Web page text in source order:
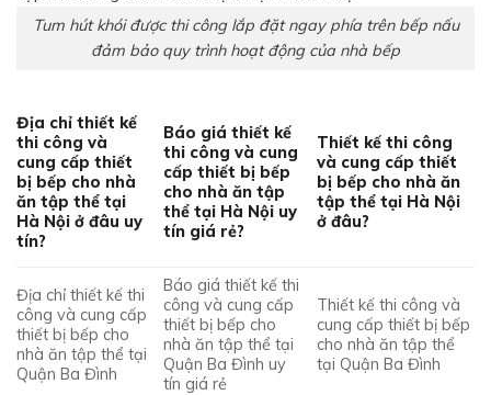
Tum hút khói được thi công lắp đặt ngay phía trên bếp nấu
đảm bảo quy trình hoạt động của nhà bếp
Địa chỉ thiết kế
thi công và
cung cấp thiết
bị bếp cho nhà
ăn tập thể tại
Hà Nội ở đâu uy
tín?
Báo giá thiết kế
thi công và cung
cấp thiết bị bếp
cho nhà ăn tập
thể tại Hà Nội uy
tín giá rẻ?
Thiết kế thi công
và cung cấp thiết
bị bếp cho nhà ăn
tập thể tại Hà Nội
ở đâu?
Địa chỉ thiết kế thi
công và cung cấp
thiết bị bếp cho
nhà ăn tập thể tại
Quận Ba Đình
Báo giá thiết kế thi
công và cung cấp
thiết bị bếp cho
nhà ăn tập thể tại
Quận Ba Đình uy
tín giá rẻ
Thiết kế thi công và
cung cấp thiết bị bếp
cho nhà ăn tập thể
tại Quận Ba Đình